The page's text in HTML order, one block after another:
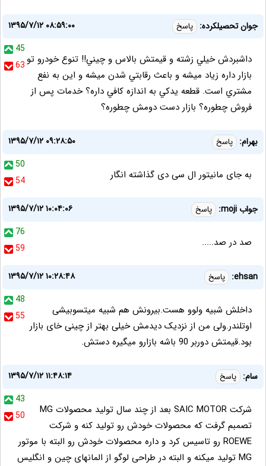
جوان تحصيلكرده: پاسخ
۱۳۹۵/۷/۱۲ ۰۸:۵۹:۰۰
45
63 داشبردش خيلي زشته و قيمتش بالاس و چيني!! تنوع خودرو تو
بازار داره زياد ميشه و باعث رقابتي شدن ميشه و اين به نفع
مشتري است. قطعه يدكي به اندازه كافي داره؟ خدمات پس از
فروش چطوره؟ بازار دست دومش چطوره؟
بهرام: پاسخ
۱۳۹۵/۷/۱۲ ۰۹:۲۸:۵۰
50
54
به جای مانیتور ال سی دی گذاشته انگار
جواب moji: پاسخ
۱۳۹۵/۷/۱۲ ۱۰:۰۴:۰۶
76
59
صد در صد.....
ehsan: پاسخ
۱۳۹۵/۷/۱۲ ۱۰:۲۸:۴۸
48
55
داخلش شبیه ولوو هست.بیرونش هم شبیه میتسوبیشی
اوتلندر.ولی من از نزدیک دیدمش خیلی بهتر از چینی خای بازار
بود.قیمتش دوربر 90 باشه بازارو میگیره دستش.
سام: پاسخ
۱۳۹۵/۷/۱۲ ۱۱:۴۸:۱۴
43
50
شرکت SAIC MOTOR بعد از چند سال تولید محصولات MG
تصمبم گرفت که محصولات خودش رو تولید کنه و شرکت
ROEWE رو تاسیس کرد و داره محصولات خودش رو البته با موتور
MG تولید میکنه و البته در طراحی لوگو از المانهای چین و انگلیس